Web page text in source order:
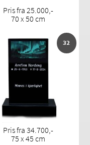
Pris fra 25.000,-
70 x 50 cm
32
Pris fra 34.700,-
75 x 45 cm